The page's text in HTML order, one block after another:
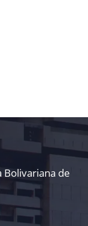
Bolivariana de